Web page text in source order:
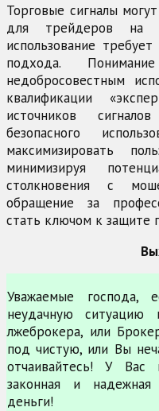
Торговые сигналы
для трейдеров на
использование
подхода.
недобросовестным
квалификации
источников
безопасного
максимизировать
минимизируя
столкновения с
обращение за
стать ключом к защите
Уважаемые господа,
неудачную
лжеброкера, или
под чистую, или Вы
отчаивайтесь! У
законная и
деньги!